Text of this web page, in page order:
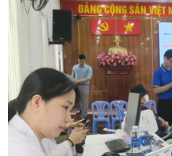
hồ đắt tiền của du
Tropez
10/08/2026 01:09
Đan Mạch: Xả súng tại
nhiều người bị thương
10/08/2026 01:04